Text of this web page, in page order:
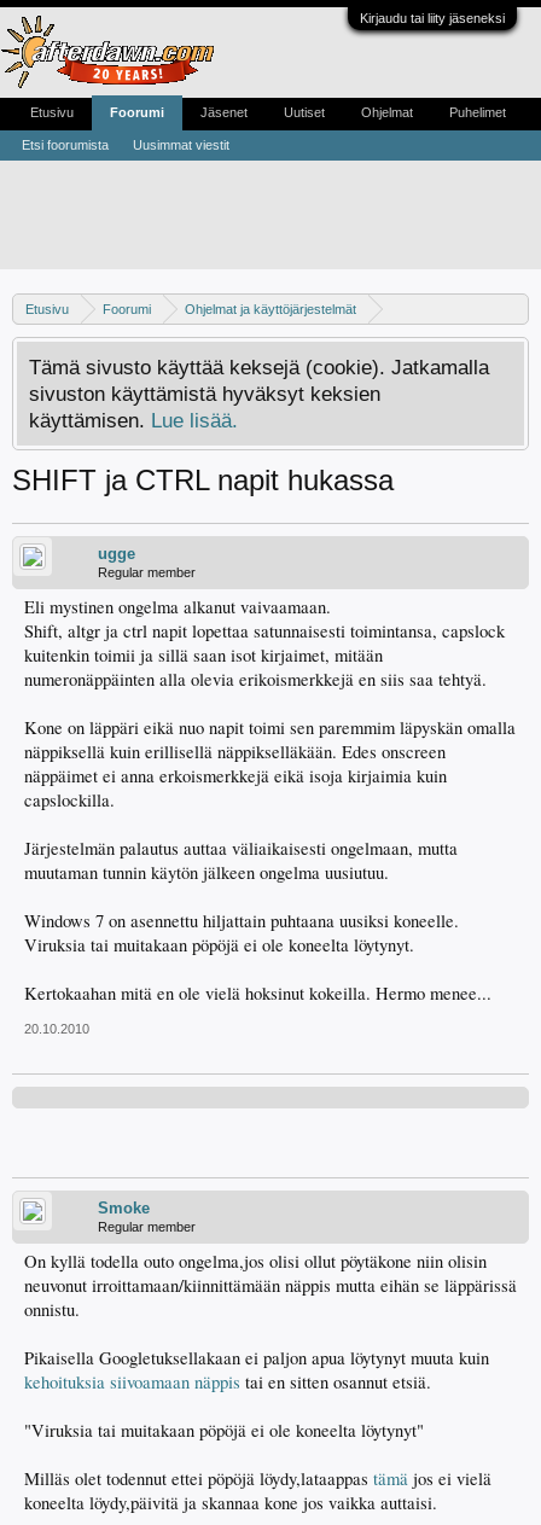
Kirjaudu tai liity jäseneksi
Etusivu Foorumi
Ohjelmat ja käyttöjärjestelmät
Windows -ongelmat
Tämä sivusto käyttää keksejä (cookie). Jatkamalla
sivuston käyttämistä hyväksyt keksien
käyttämisen. Lue lisää.
SHIFT ja CTRL napit hukassa
ugge
Regular member
Eli mystinen ongelma alkanut vaivaamaan.
Shift, altgr ja ctrl napit lopettaa satunnaisesti toimintansa, capslock
kuitenkin toimii ja sillä saan isot kirjaimet, mitään
numeronäppäinten alla olevia erikoismerkkejä en siis saa tehtyä.
Kone on läppäri eikä nuo napit toimi sen paremmim läpyskän omalla
näppiksellä kuin erillisellä näppikselläkään. Edes onscreen
näppäimet ei anna erkoismerkkejä eikä isoja kirjaimia kuin
capslockilla.
Järjestelmän palautus auttaa väliaikaisesti ongelmaan, mutta
muutaman tunnin käytön jälkeen ongelma uusiutuu.
Windows 7 on asennettu hiljattain puhtaana uusiksi koneelle.
Viruksia tai muitakaan pöpöjä ei ole koneelta löytynyt.
Kertokaahan mitä en ole vielä hoksinut kokeilla. Hermo menee...
20.10.2010
Smoke
Regular member
On kyllä todella outo ongelma,jos olisi ollut pöytäkone niin olisin
neuvonut irroittamaan/kiinnittämään näppis mutta eihän se läppärissä
onnistu.
Pikaisella Googletuksellakaan ei paljon apua löytynyt muuta kuin
kehoituksia siivoamaan näppis tai en sitten osannut etsiä.
"Viruksia tai muitakaan pöpöjä ei ole koneelta löytynyt"
Milläs olet todennut ettei pöpöjä löydy,lataappas tämä jos ei vielä
koneelta löydy,päivitä ja skannaa kone jos vaikka auttaisi.
Etusivu Foorumi
Etsi foorumista Uusimmat viestit
Jäsenet Uutiset Ohjelmat Puhelimet